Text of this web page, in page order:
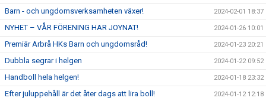
Barn - och ungdomsverksamheten växer! 2024-02-01 18:37
NYHET – VÅR FÖRENING HAR JOYNAT! 2024-01-26 10:01
Premiär Arbrå HKs Barn och ungdomsråd! 2024-01-23 20:21
Dubbla segrar i helgen 2024-01-22 09:52
Handboll hela helgen! 2024-01-18 23:32
Efter juluppehåll är det åter dags att lira boll! 2024-01-12 12:18